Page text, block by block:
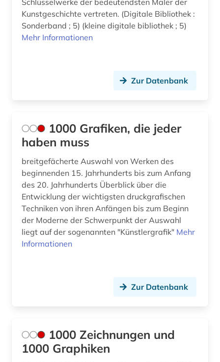
bibelausgabe (1)
bibliografie (31)
biblioteca apostolica vaticana (1)
bibliothek (7)
biblische motive (1)
biblische stoffe (1)
biblische studien (1)
bild (9)
bild motiv (1)
bildende kunst (9)
Schlüsselwerke der bedeutendsten Maler der
Kunstgeschichte vertreten. (Digitale Bibliothek :
Sonderband ; 5) (kleine digitale bibliothek ; 5)
Mehr Informationen
Zur Datenbank
1000 Grafiken, die jeder
haben muss
breitgefächerte Auswahl von Werken des
beginnenden 15. Jahrhunderts bis zum Anfang
des 20. Jahrhunderts Überblick über die
Entwicklung der wichtigsten druckgrafischen
Techniken von ihren Anfängen bis zum Beginn
der Moderne der Schwerpunkt der Auswahl
liegt auf der sogenannten "Künstlergrafik" Mehr
Informationen
Zur Datenbank
1000 Zeichnungen und
1000 Graphiken